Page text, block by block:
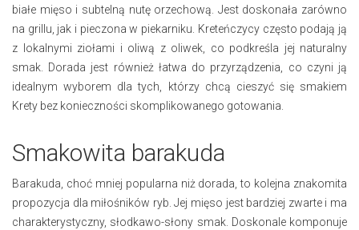
białe mięso i subtelną nutę orzechową. Jest doskonała zarówno
na grillu, jak i pieczona w piekarniku. Kreteńczycy często podają ją
z lokalnymi ziołami i oliwą z oliwek, co podkreśla jej naturalny
smak. Dorada jest również łatwa do przyrządzenia, co czyni ją
idealnym wyborem dla tych, którzy chcą cieszyć się smakiem
Krety bez konieczności skomplikowanego gotowania.
Smakowita barakuda
Barakuda, choć mniej popularna niż dorada, to kolejna znakomita
propozycja dla miłośników ryb. Jej mięso jest bardziej zwarte i ma
charakterystyczny, słodkawo-słony smak. Doskonale komponuje